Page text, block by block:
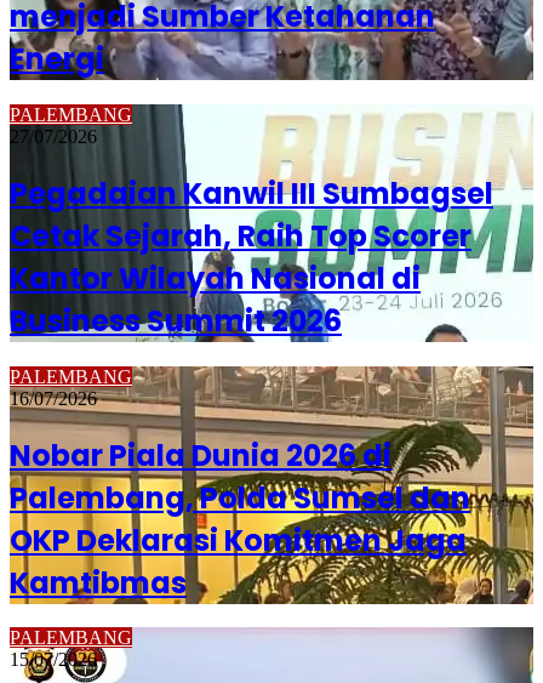
menjadi Sumber Ketahanan
Energi
PALEMBANG
27/07/2026
Pegadaian Kanwil III Sumbagsel
Cetak Sejarah, Raih Top Scorer
Kantor Wilayah Nasional di
Business Summit 2026
PALEMBANG
16/07/2026
Nobar Piala Dunia 2026 di
Palembang, Polda Sumsel dan
OKP Deklarasi Komitmen Jaga
Kamtibmas
PALEMBANG
15/07/2026